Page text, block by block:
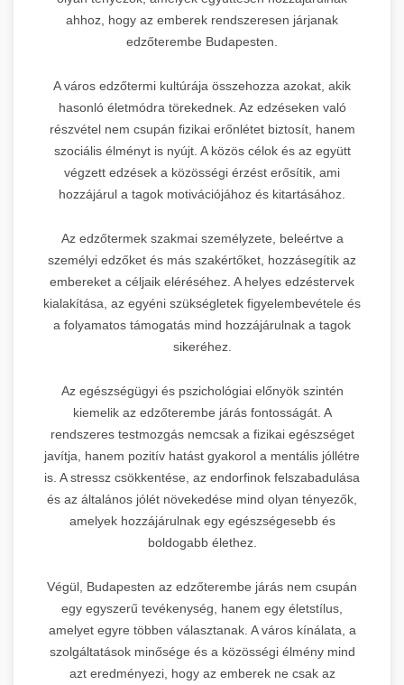
ahhoz, hogy az emberek rendszeresen járjanak
edzőterembe Budapesten.
A város edzőtermi kultúrája összehozza azokat, akik
hasonló életmódra törekednek. Az edzéseken való
részvétel nem csupán fizikai erőnlétet biztosít, hanem
szociális élményt is nyújt. A közös célok és az együtt
végzett edzések a közösségi érzést erősítik, ami
hozzájárul a tagok motivációjához és kitartásához.
Az edzőtermek szakmai személyzete, beleértve a
személyi edzőket és más szakértőket, hozzásegítik az
embereket a céljaik eléréséhez. A helyes edzéstervek
kialakítása, az egyéni szükségletek figyelembevétele és
a folyamatos támogatás mind hozzájárulnak a tagok
sikeréhez.
Az egészségügyi és pszichológiai előnyök szintén
kiemelik az edzőterembe járás fontosságát. A
rendszeres testmozgás nemcsak a fizikai egészséget
javítja, hanem pozitív hatást gyakorol a mentális jóllétre
is. A stressz csökkentése, az endorfinok felszabadulása
és az általános jólét növekedése mind olyan tényezők,
amelyek hozzájárulnak egy egészségesebb és
boldogabb élethez.
Végül, Budapesten az edzőterembe járás nem csupán
egy egyszerű tevékenység, hanem egy életstílus,
amelyet egyre többen választanak. A város kínálata, a
szolgáltatások minősége és a közösségi élmény mind
azt eredményezi, hogy az emberek ne csak az